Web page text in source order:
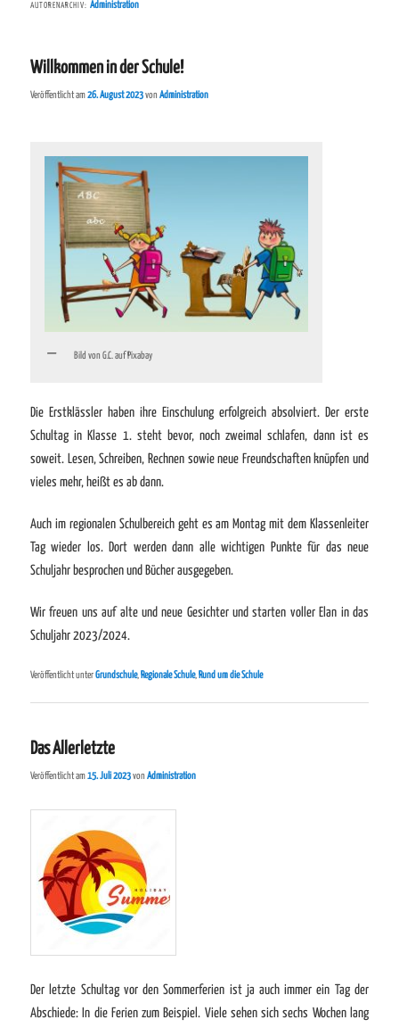
AUTORENARCHIV:Administration
Willkommen in der Schule!
Veröffentlicht am26. August 2023vonAdministration
Bild von G.C. auf Pixabay
Die Erstklässler haben ihre Einschulung erfolgreich absolviert. Der erste
Schultag in Klasse 1. steht bevor, noch zweimal schlafen, dann ist es
soweit. Lesen, Schreiben, Rechnen sowie neue Freundschaften knüpfen und
vieles mehr, heißt es ab dann.
Auch im regionalen Schulbereich geht es am Montag mit dem Klassenleiter
Tag wieder los. Dort werden dann alle wichtigen Punkte für das neue
Schuljahr besprochen und Bücher ausgegeben.
Wir freuen uns auf alte und neue Gesichter und starten voller Elan in das
Schuljahr 2023/2024.
Veröffentlicht unterGrundschule,Regionale Schule,Rund um die Schule
Das Allerletzte
Veröffentlicht am15. Juli 2023vonAdministration
Der letzte Schultag vor den Sommerferien ist ja auch immer ein Tag der
Abschiede: In die Ferien zum Beispiel. Viele sehen sich sechs Wochen lang